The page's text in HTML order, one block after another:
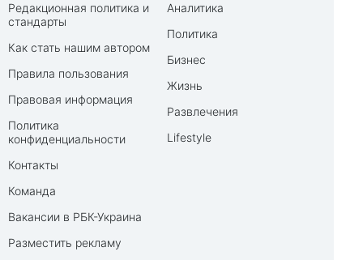
Редакционная политика и
стандарты
Как стать нашим автором
Правила пользования
Правовая информация
Политика
конфиденциальности
Контакты
Команда
Вакансии в РБК-Украина
Разместить рекламу
Аналитика
Политика
Бизнес
Жизнь
Развлечения
Lifestyle